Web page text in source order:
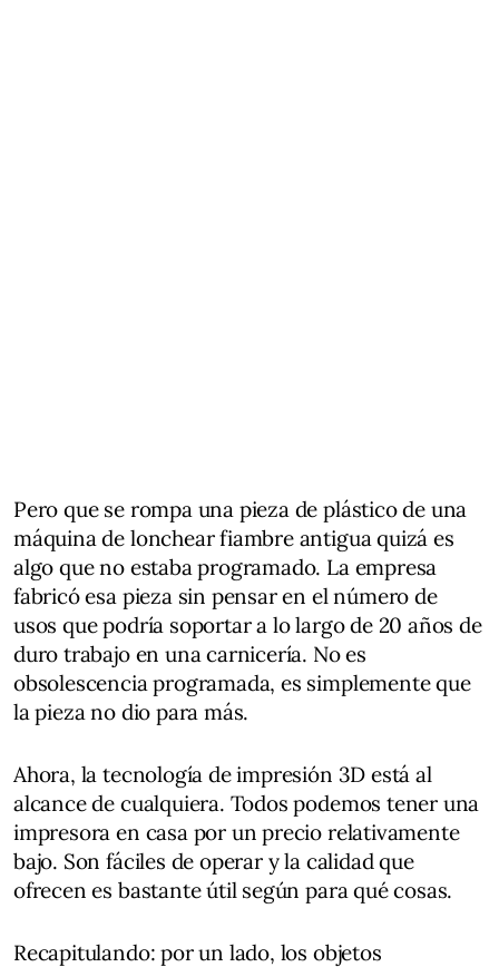
Pero que se rompa una pieza de plástico de una
máquina de lonchear fiambre antigua quizá es
algo que no estaba programado. La empresa
fabricó esa pieza sin pensar en el número de
usos que podría soportar a lo largo de 20 años de
duro trabajo en una carnicería. No es
obsolescencia programada, es simplemente que
la pieza no dio para más.
Ahora, la tecnología de impresión 3D está al
alcance de cualquiera. Todos podemos tener una
impresora en casa por un precio relativamente
bajo. Son fáciles de operar y la calidad que
ofrecen es bastante útil según para qué cosas.
Recapitulando: por un lado, los objetos